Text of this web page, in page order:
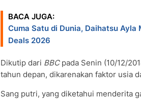
BACA JUGA:
Cuma Satu di Dunia, Daihatsu
Deals 2026
Dikutip dari BBCpada Senin (10/12/
tahun depan, dikarenakan faktor usia
Sang putri, yang diketahui menderita